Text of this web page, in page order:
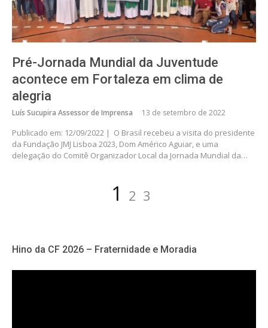
Pré-Jornada Mundial da Juventude
acontece em Fortaleza em clima de
alegria
Luís Sucupira Assessor de Imprensa 13 de setembro de 2022
Publicado em: 12/09/2022 | O Brasil recebeu a visita do presidente
da Fundação JMJ Lisboa 2023, Dom Américo Aguiar, e uma
delegação do Comitê Organizador Local da Jornada Mundial da…
Página
1 Página
2 Página
3
Hino da CF 2026 – Fraternidade e Moradia